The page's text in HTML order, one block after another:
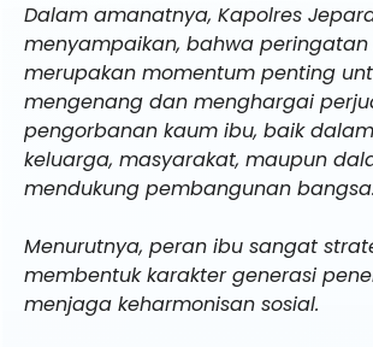
Dalam amanatnya, Kapolres Jepara
menyampaikan, bahwa peringatan
merupakan momentum penting
mengenang dan menghargai
pengorbanan kaum ibu, baik
keluarga, masyarakat, maupun
mendukung pembangunan bangsa.
Menurutnya, peran ibu sangat
membentuk karakter generasi
menjaga keharmonisan sosial.